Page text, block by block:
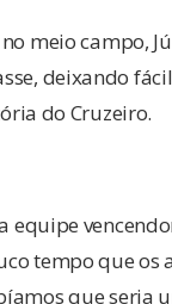
meio campo,
deixando
do Cruzeiro.
equipe
tempo que
que seria